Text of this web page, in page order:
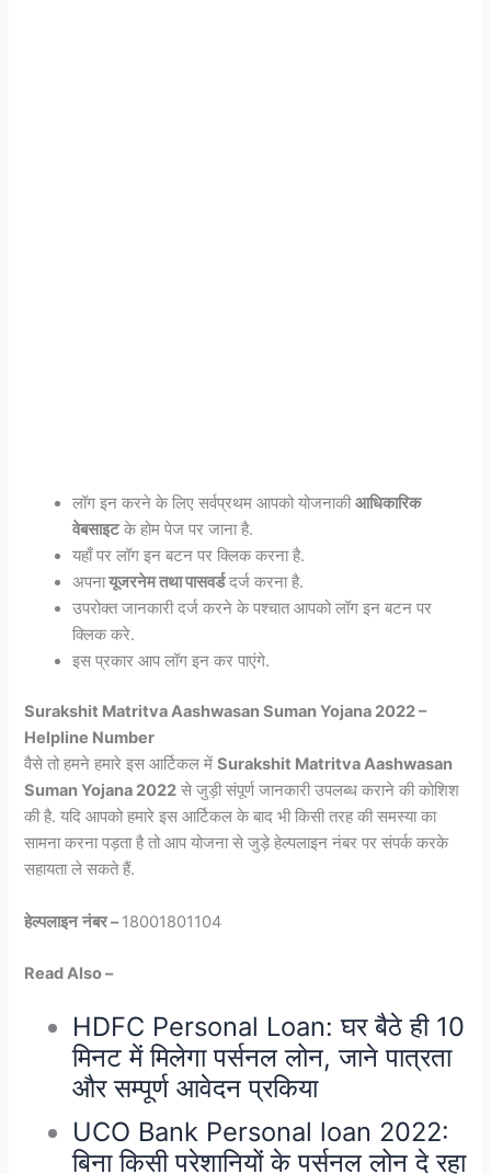
लॉग इन करने के लिए सर्वप्रथम आपको योजनाकीआधिकारिक
वेबसाइटके होम पेज पर जाना है.
यहाँ पर लॉग इन बटन पर क्लिक करना है.
अपनायूजरनेम तथा पासवर्डदर्ज करना है.
उपरोक्त जानकारी दर्ज करने के पश्चात आपको लॉग इन बटन पर
क्लिक करे.
इस प्रकार आप लॉग इन कर पाएंगे.
Surakshit Matritva Aashwasan Suman Yojana 2022–
Helpline Number
वैसे तो हमने हमारे इस आर्टिकल मेंSurakshit Matritva Aashwasan
Suman Yojana 2022 से जुड़ी संपूर्ण जानकारी उपलब्ध कराने की कोशिश
की है. यदि आपको हमारे इस आर्टिकल के बाद भी किसी तरह की समस्या का
सामना करना पड़ता है तो आप योजना से जुड़े हेल्पलाइन नंबर पर संपर्क करके
सहायता ले सकते हैं.
हेल्पलाइन नंबर–18001801104
Read Also –
HDFC Personal Loan: घर बैठे ही 10
मिनट में मिलेगा पर्सनल लोन, जाने पात्रता
और सम्पूर्ण आवेदन प्रकिया
UCO Bank Personal loan 2022:
बिना किसी परेशानियों के पर्सनल लोन दे रहा